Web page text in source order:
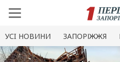
УСI НОВИНИ ЗАПОРІЖЖЯ